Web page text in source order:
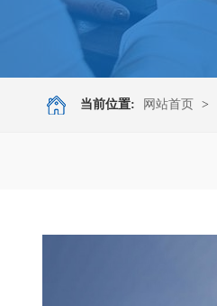
当前位置: 网站首页 >